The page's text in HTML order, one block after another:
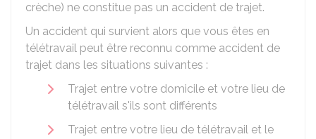
crèche) ne constitue pas un accident de trajet.
Un accident qui survient alors que vous êtes en
télétravail peut être reconnu comme accident de
trajet dans les situations suivantes :
Trajet entre votre domicile et votre lieu de
télétravail s'ils sont différents
Trajet entre votre lieu de télétravail et le